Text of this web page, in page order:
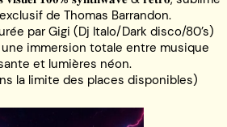
PROG’
BAR
de Thomas Barrandon.
par Gigi (Dj Italo/Dark disco/80’s)
immersion totale entre musique
et lumières néon.
la limite des places disponibles)